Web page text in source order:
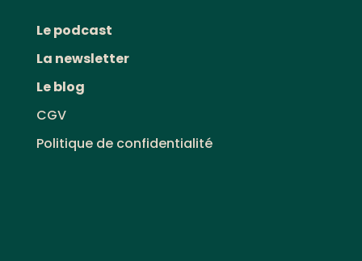
Le podcast
La newsletter
Le blog
CGV
Politique de confidentialité